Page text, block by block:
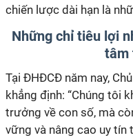
chiến lược dài hạn là
Những chỉ tiêu lợi
tâm
Tại ĐHĐCĐ năm nay,
khẳng định: “Chúng tôi
trưởng về con số, mà
vững và nâng cao uy tín